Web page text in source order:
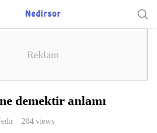
demektir anlamı
204 views